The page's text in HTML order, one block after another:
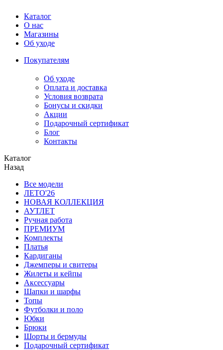
Каталог
О нас
Магазины
Об уходе
Покупателям
Об уходе
Оплата и доставка
Условия возврата
Бонусы и скидки
Акции
Подарочный сертификат
Блог
Контакты
Каталог
Назад
Все модели
ЛЕТО'26
НОВАЯ КОЛЛЕКЦИЯ
АУТЛЕТ
Ручная работа
ПРЕМИУМ
Комплекты
Платья
Кардиганы
Джемперы и свитеры
Жилеты и кейпы
Аксессуары
Шапки и шарфы
Топы
Футболки и поло
Юбки
Брюки
Шорты и бермуды
Подарочный сертификат